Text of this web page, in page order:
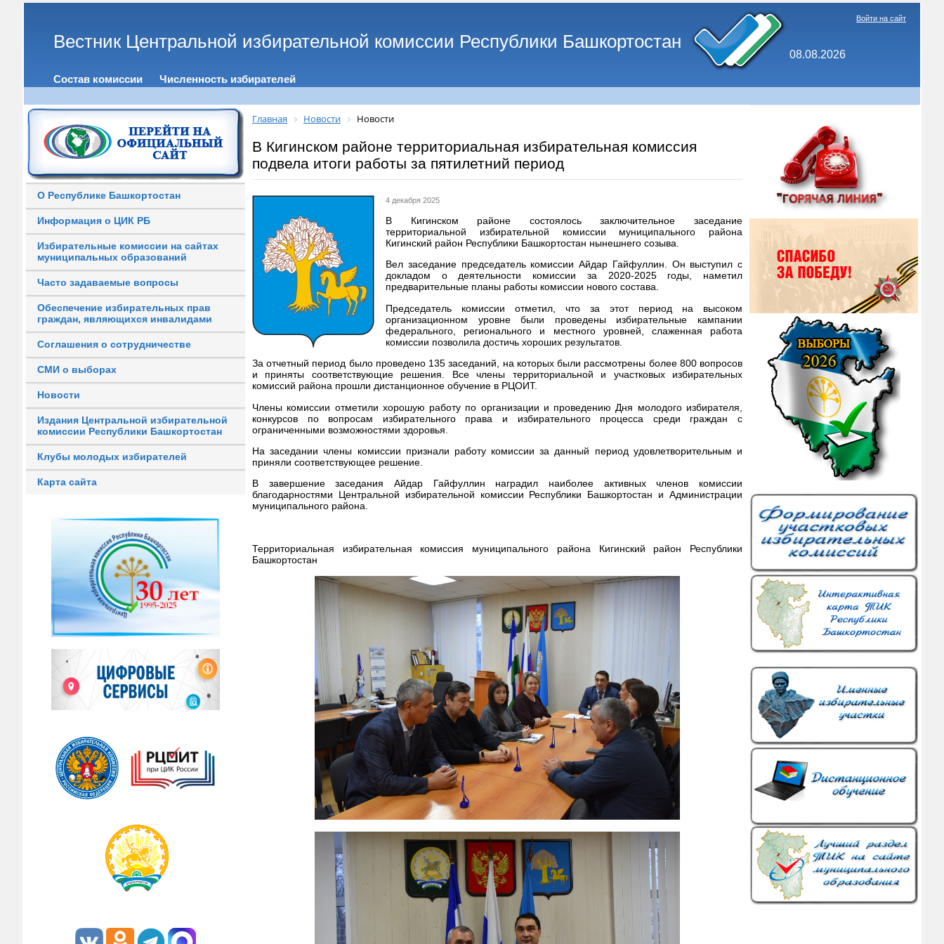
Вестник Центральной избирательной комиссии Республики Башкортостан
08.08.2026
Войти на сайт
Состав комиссии Численность избирателей
О Республике Башкортостан
Информация о ЦИК РБ
Избирательные комиссии на сайтах
муниципальных образований
Часто задаваемые вопросы
Обеспечение избирательных прав
граждан, являющихся инвалидами
Соглашения о сотрудничестве
СМИ о выборах
Новости
Издания Центральной избирательной
комиссии Республики Башкортостан
Клубы молодых избирателей
Карта сайта
Главная Новости Новости
В Кигинском районе территориальная избирательная комиссия
подвела итоги работы за пятилетний период
4 декабря 2025
В Кигинском районе состоялось заключительное заседание
территориальной избирательной комиссии муниципального района
Кигинский район Республики Башкортостан нынешнего созыва.
Вел заседание председатель комиссии Айдар Гайфуллин. Он выступил с
докладом о деятельности комиссии за 2020-2025 годы, наметил
предварительные планы работы комиссии нового состава.
Председатель комиссии отметил, что за этот период на высоком
организационном уровне были проведены избирательные кампании
федерального, регионального и местного уровней, слаженная работа
комиссии позволила достичь хороших результатов.
За отчетный период было проведено 135 заседаний, на которых были рассмотрены более 800 вопросов
и приняты соответствующие решения. Все члены территориальной и участковых избирательных
комиссий района прошли дистанционное обучение в РЦОИТ.
Члены комиссии отметили хорошую работу по организации и проведению Дня молодого избирателя,
конкурсов по вопросам избирательного права и избирательного процесса среди граждан с
ограниченными возможностями здоровья.
На заседании члены комиссии признали работу комиссии за данный период удовлетворительным и
приняли соответствующее решение.
В завершение заседания Айдар Гайфуллин наградил наиболее активных членов комиссии
благодарностями Центральной избирательной комиссии Республики Башкортостан и Администрации
муниципального района.
Территориальная избирательная комиссия муниципального района Кигинский район Республики
Башкортостан